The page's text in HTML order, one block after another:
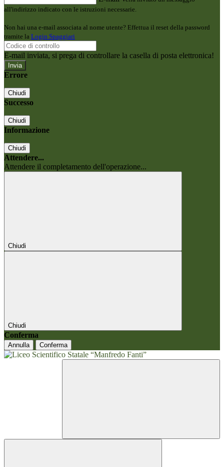
all'indirizzo indicato con le istruzioni necessarie.
Non hai una e-mail associata al nome utente? Effettua il reset della password
tramite la Login Spaggiari
E-mail inviata, si prega di controllare la casella di posta elettronica!
Errore
Chiudi
Successo
Chiudi
Informazione
Chiudi
Attendere...
Attendere il completamento dell'operazione...
Chiudi
Chiudi
Conferma
Annulla Conferma